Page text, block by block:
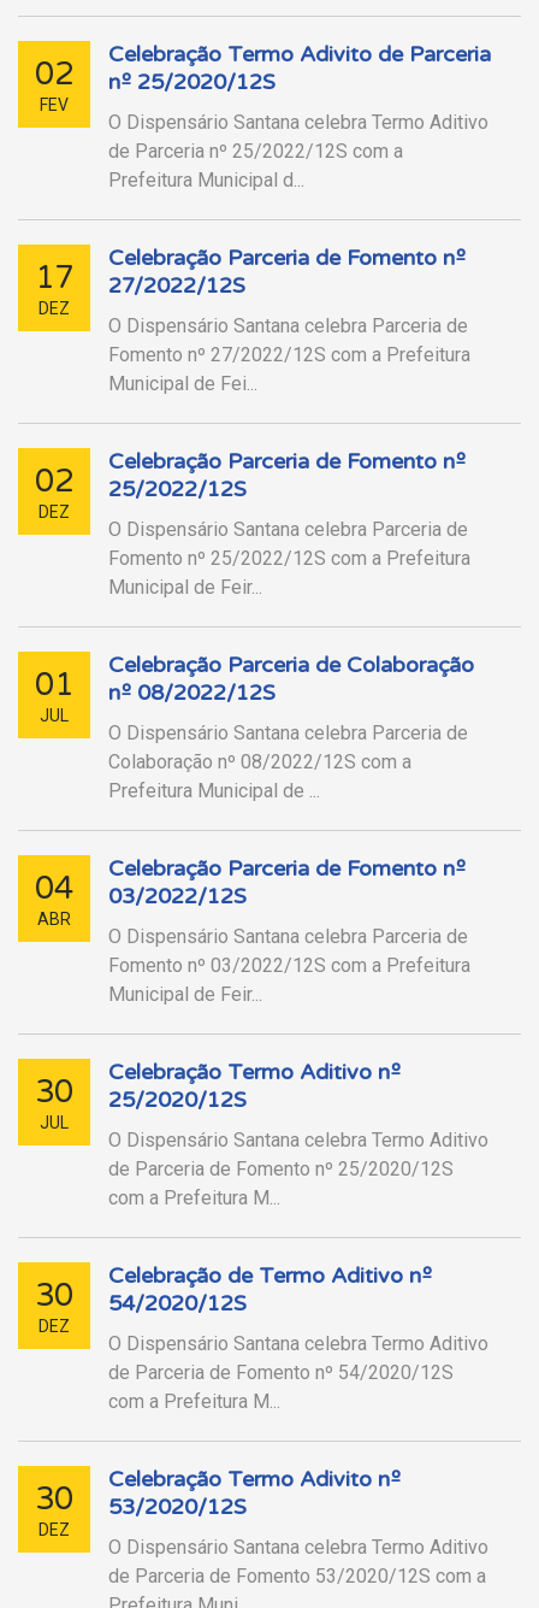
02
FEV
Celebração Termo Adivito de Parceria
nº 25/2020/12S
O Dispensário Santana celebra Termo Aditivo
de Parceria nº 25/2022/12S com a
Prefeitura Municipal d...
17
DEZ
Celebração Parceria de Fomento nº
27/2022/12S
O Dispensário Santana celebra Parceria de
Fomento nº 27/2022/12S com a Prefeitura
Municipal de Fei...
02
DEZ
Celebração Parceria de Fomento nº
25/2022/12S
O Dispensário Santana celebra Parceria de
Fomento nº 25/2022/12S com a Prefeitura
Municipal de Feir...
01
JUL
Celebração Parceria de Colaboração
nº 08/2022/12S
O Dispensário Santana celebra Parceria de
Colaboração nº 08/2022/12S com a
Prefeitura Municipal de ...
04
ABR
Celebração Parceria de Fomento nº
03/2022/12S
O Dispensário Santana celebra Parceria de
Fomento nº 03/2022/12S com a Prefeitura
Municipal de Feir...
30
JUL
Celebração Termo Aditivo nº
25/2020/12S
O Dispensário Santana celebra Termo Aditivo
de Parceria de Fomento nº 25/2020/12S
com a Prefeitura M...
30
DEZ
Celebração de Termo Aditivo nº
54/2020/12S
O Dispensário Santana celebra Termo Aditivo
de Parceria de Fomento nº 54/2020/12S
com a Prefeitura M...
30
DEZ
Celebração Termo Adivito nº
53/2020/12S
O Dispensário Santana celebra Termo Aditivo
de Parceria de Fomento 53/2020/12S com a